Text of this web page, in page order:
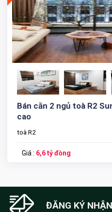
Bán căn 2 ngủ toà R2
cao
toà R2
Giá : 6,6 tỷ đồng
ĐĂNG KÝ